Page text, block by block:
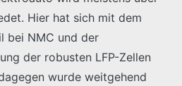
Hier hat sich mit dem
bei NMC und der
der robusten LFP-Zellen
wurde weitgehend